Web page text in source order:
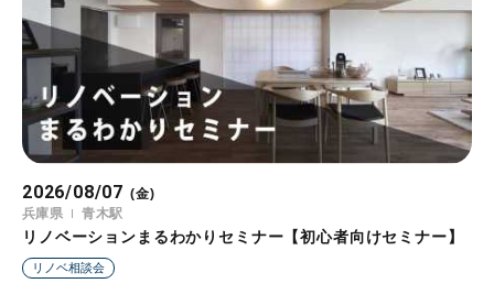
2026/08/07 (金)
兵庫県
青木駅
リノベーションまるわかりセミナー【初心者向けセミナー】
リノベ相談会
2026/08/08 (土)
大阪府
リノベーションまるわかりセミナー【初心者向けセミナー】
リノベ相談会
2026/08/09 (日)
大阪府
住道駅
リノベーションまるわかりセミナー【初心者向けセミナー】
リノベ相談会
2026/08/10 (月)
大阪府
リノベーションまるわかりセミナー【初心者向けセミナー】
リノベ相談会
2026/08/11 (火)
埼玉県
本庄早稲田
リノベーションまるわかりセミナー【初心者向けセミナー】
リノベ相談会
2026/08/12 (水)
東京都
恵比寿駅
知らないと損する住宅ローンの話【住宅ローンセミナー 】
ローンセミナー
2026/08/13 (木)
大阪府
リノベーションまるわかりセミナー【初心者向けセミナー】
リノベ相談会